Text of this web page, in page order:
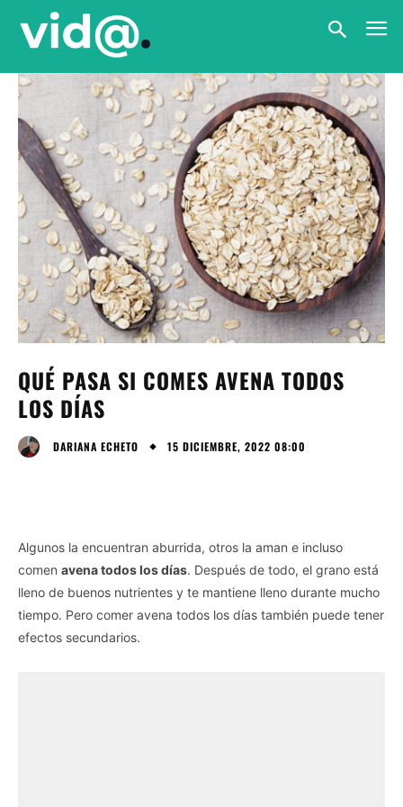
QUÉ PASA SI COMES AVENA TODOS
LOS DÍAS
DARIANA ECHETO 15 DICIEMBRE, 2022 08:00
Algunos la encuentran aburrida, otros la aman e incluso
comen avena todos los días. Después de todo, el grano está
lleno de buenos nutrientes y te mantiene lleno durante mucho
tiempo. Pero comer avena todos los días también puede tener
efectos secundarios.